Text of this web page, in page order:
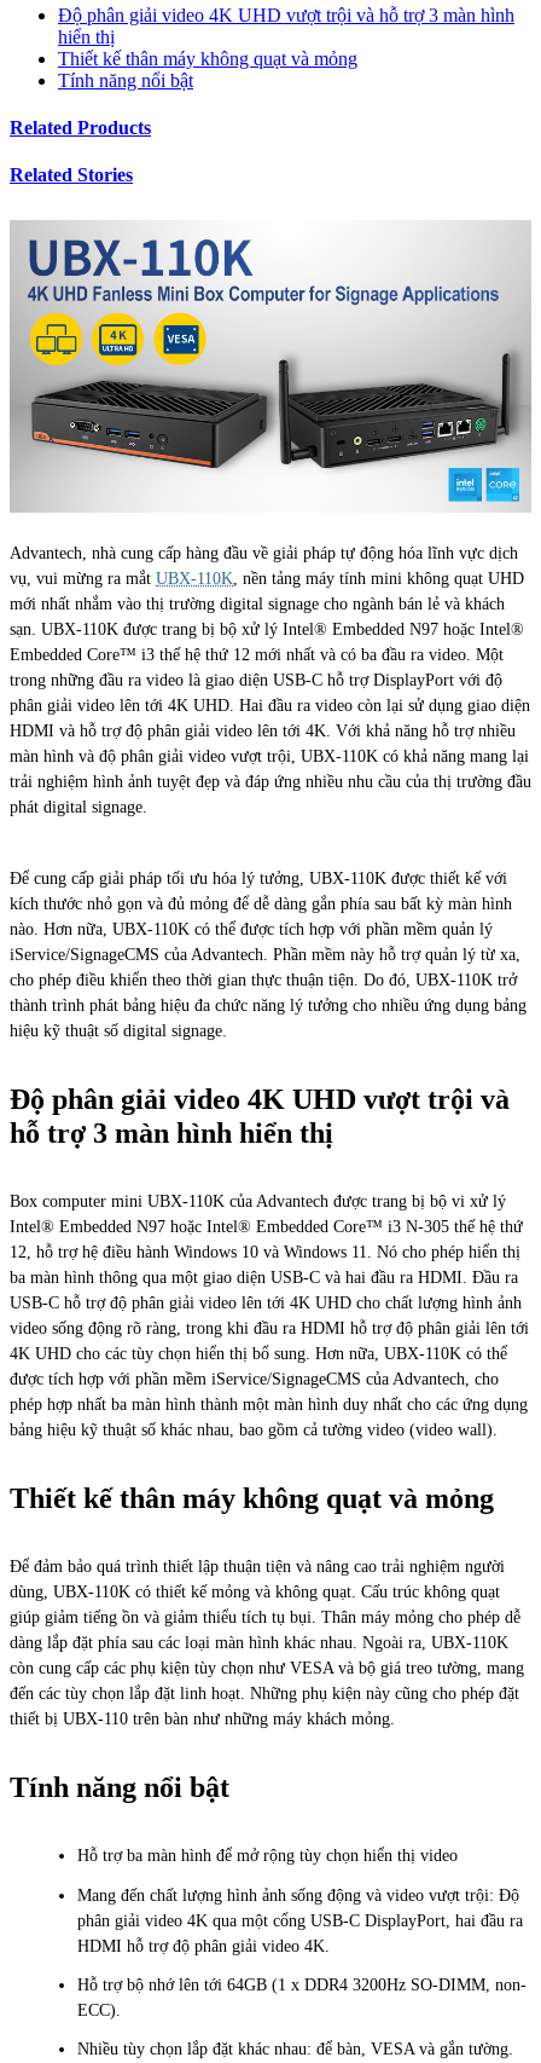
Độ phân giải video 4K UHD vượt trội và hỗ trợ 3 màn hình
hiển thị
Thiết kế thân máy không quạt và mỏng
Tính năng nổi bật
Related Products
Related Stories
Advantech, nhà cung cấp hàng đầu về giải pháp tự động hóa lĩnh vực dịch
vụ, vui mừng ra mắt UBX-110K , nền tảng máy tính mini không quạt UHD
mới nhất nhắm vào thị trường digital signage cho ngành bán lẻ và khách
sạn. UBX-110K được trang bị bộ xử lý Intel® Embedded N97 hoặc Intel®
Embedded Core™ i3 thế hệ thứ 12 mới nhất và có ba đầu ra video. Một
trong những đầu ra video là giao diện USB-C hỗ trợ DisplayPort với độ
phân giải video lên tới 4K UHD. Hai đầu ra video còn lại sử dụng giao diện
HDMI và hỗ trợ độ phân giải video lên tới 4K. Với khả năng hỗ trợ nhiều
màn hình và độ phân giải video vượt trội, UBX-110K có khả năng mang lại
trải nghiệm hình ảnh tuyệt đẹp và đáp ứng nhiều nhu cầu của thị trường đầu
phát digital signage.
Để cung cấp giải pháp tối ưu hóa lý tưởng, UBX-110K được thiết kế với
kích thước nhỏ gọn và đủ mỏng để dễ dàng gắn phía sau bất kỳ màn hình
nào. Hơn nữa, UBX-110K có thể được tích hợp với phần mềm quản lý
iService/SignageCMS của Advantech. Phần mềm này hỗ trợ quản lý từ xa,
cho phép điều khiển theo thời gian thực thuận tiện. Do đó, UBX-110K trở
thành trình phát bảng hiệu đa chức năng lý tưởng cho nhiều ứng dụng bảng
hiệu kỹ thuật số digital signage.
Độ phân giải video 4K UHD vượt trội và
hỗ trợ 3 màn hình hiển thị
Box computer mini UBX-110K của Advantech được trang bị bộ vi xử lý
Intel® Embedded N97 hoặc Intel® Embedded Core™ i3 N-305 thế hệ thứ
12, hỗ trợ hệ điều hành Windows 10 và Windows 11. Nó cho phép hiển thị
ba màn hình thông qua một giao diện USB-C và hai đầu ra HDMI. Đầu ra
USB-C hỗ trợ độ phân giải video lên tới 4K UHD cho chất lượng hình ảnh
video sống động rõ ràng, trong khi đầu ra HDMI hỗ trợ độ phân giải lên tới
4K UHD cho các tùy chọn hiển thị bổ sung. Hơn nữa, UBX-110K có thể
được tích hợp với phần mềm iService/SignageCMS của Advantech, cho
phép hợp nhất ba màn hình thành một màn hình duy nhất cho các ứng dụng
bảng hiệu kỹ thuật số khác nhau, bao gồm cả tường video (video wall).
Thiết kế thân máy không quạt và mỏng
Để đảm bảo quá trình thiết lập thuận tiện và nâng cao trải nghiệm người
dùng, UBX-110K có thiết kế mỏng và không quạt. Cấu trúc không quạt
giúp giảm tiếng ồn và giảm thiểu tích tụ bụi. Thân máy mỏng cho phép dễ
dàng lắp đặt phía sau các loại màn hình khác nhau. Ngoài ra, UBX-110K
còn cung cấp các phụ kiện tùy chọn như VESA và bộ giá treo tường, mang
đến các tùy chọn lắp đặt linh hoạt. Những phụ kiện này cũng cho phép đặt
thiết bị UBX-110 trên bàn như những máy khách mỏng.
Tính năng nổi bật
Hỗ trợ ba màn hình để mở rộng tùy chọn hiển thị video
Mang đến chất lượng hình ảnh sống động và video vượt trội: Độ
phân giải video 4K qua một cổng USB-C DisplayPort, hai đầu ra
HDMI hỗ trợ độ phân giải video 4K.
Hỗ trợ bộ nhớ lên tới 64GB (1 x DDR4 3200Hz SO-DIMM, non-
ECC).
Nhiều tùy chọn lắp đặt khác nhau: để bàn, VESA và gắn tường.